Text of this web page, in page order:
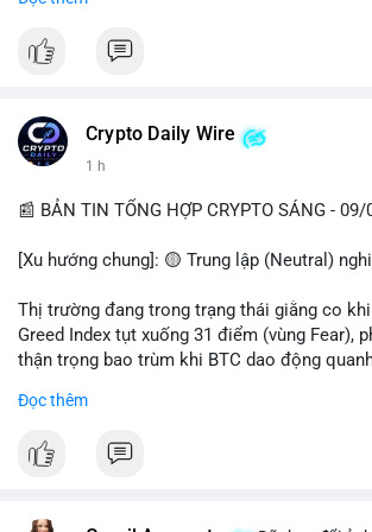
cổ đông vào tháng 2.
- Định chế tài chính: Delaware Life đưa BTC
hiểm; Galaxy Digital lập quỹ đầu tư 100 triệu
#binancesquare
$btc $eth $sol $xrp
#vlikevn #titanbot
📰 Nguồn: Decrypt
Crypto Daily Wire
1 h
📰 BẢN TIN TỔNG HỢP CRYPTO SÁNG -
[Xu hướng chung]: 🟡 Trung lập (Neutral)
Thị trường đang trong trạng thái giằng co
Greed Index tụt xuống 31 điểm (vùng Fear),
thận trọng bao trùm khi BTC dao động
giao dịch BTC lớn được ghi nhận trong 24h
Đọc thêm